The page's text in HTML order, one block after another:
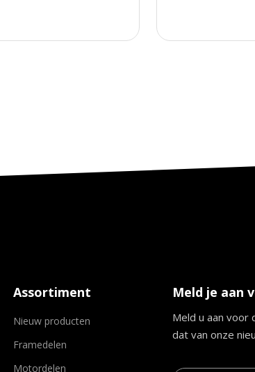
Assortiment
Nieuw producten
Framedelen
Motordelen
Meld je aan
Meld u aan voor
dat van onze